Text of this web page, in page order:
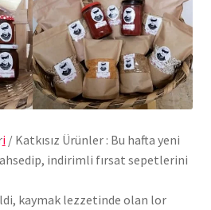
i/ Katkısız Ürünler : Bu hafta yeni
indirimli fırsat sepetlerini
kaymak lezzetinde olan lor